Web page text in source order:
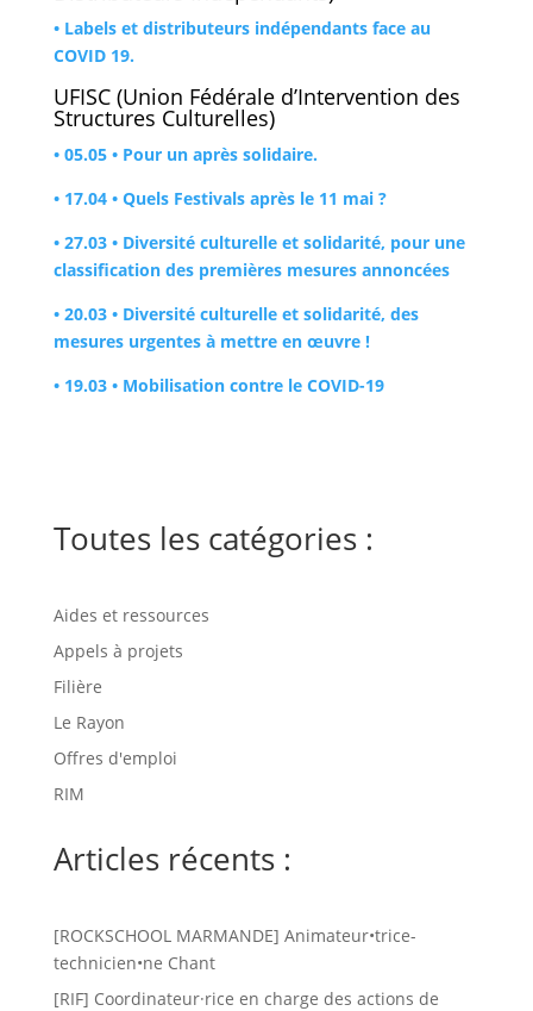
• Labels et distributeurs indépendants face au
COVID 19.
UFISC (Union Fédérale d’Intervention des
Structures Culturelles)
• 05.05 • Pour un après solidaire.
• 17.04 • Quels Festivals après le 11 mai ?
• 27.03 • Diversité culturelle et solidarité, pour une
classification des premières mesures annoncées
• 20.03 • Diversité culturelle et solidarité, des
mesures urgentes à mettre en œuvre !
• 19.03 • Mobilisation contre le COVID-19
Toutes les catégories :
Aides et ressources
Appels à projets
Filière
Le Rayon
Offres d'emploi
RIM
Articles récents :
[ROCKSCHOOL MARMANDE] Animateur•trice-
technicien•ne Chant
[RIF] Coordinateur·rice en charge des actions de